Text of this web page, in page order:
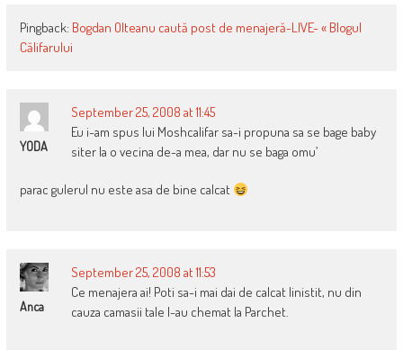
Pingback: Bogdan Olteanu caută post de menajeră-LIVE- « Blogul
Călifarului
YODA
September 25, 2008 at 11:45
Eu i-am spus lui Moshcalifar sa-i propuna sa se bage baby
siter la o vecina de-a mea, dar nu se baga omu’
parac gulerul nu este asa de bine calcat
Anca
September 25, 2008 at 11:53
Ce menajera ai! Poti sa-i mai dai de calcat linistit, nu din
cauza camasii tale l-au chemat la Parchet.